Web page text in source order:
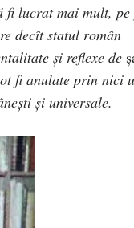
fi lucrat mai mult,
decît statul român
și reflexe de
fi anulate prin nici
și universale.